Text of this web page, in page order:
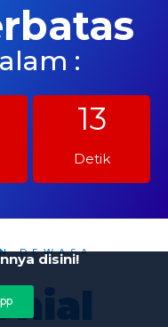
:
11
Detik
DEWASA
disini!